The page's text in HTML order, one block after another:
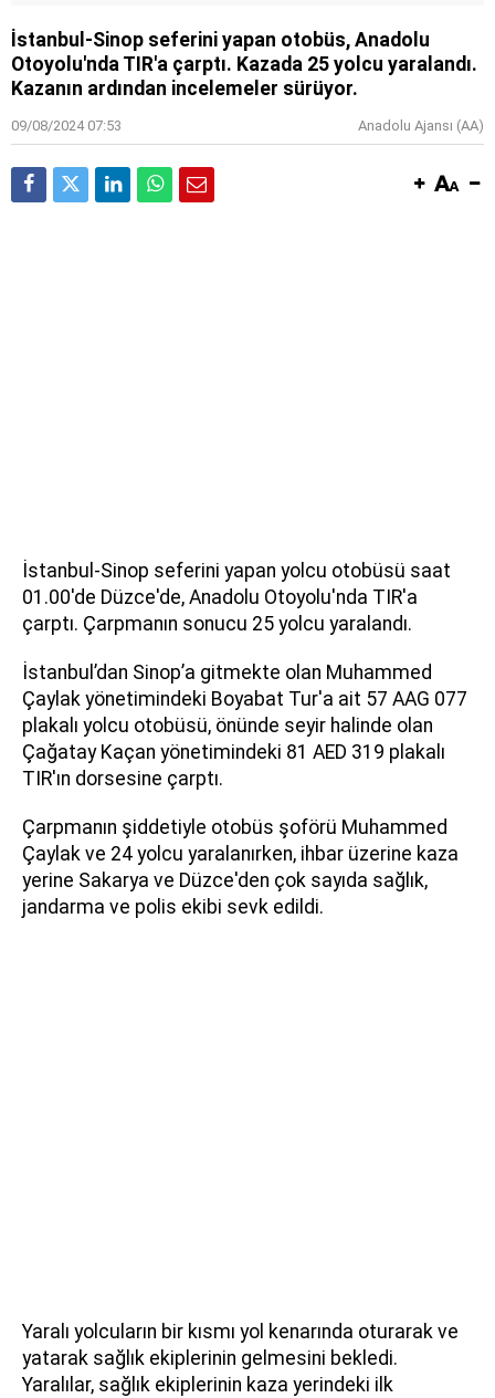
İstanbul-Sinop seferini yapan otobüs, Anadolu
Otoyolu'nda TIR'a çarptı. Kazada 25 yolcu yaralandı.
Kazanın ardından incelemeler sürüyor.
09/08/2024 07:53 Anadolu Ajansı (AA)
İstanbul-Sinop seferini yapan yolcu otobüsü saat
01.00'de Düzce'de, Anadolu Otoyolu'nda TIR'a
çarptı. Çarpmanın sonucu 25 yolcu yaralandı.
İstanbul’dan Sinop’a gitmekte olan Muhammed
Çaylak yönetimindeki Boyabat Tur'a ait 57 AAG 077
plakalı yolcu otobüsü, önünde seyir halinde olan
Çağatay Kaçan yönetimindeki 81 AED 319 plakalı
TIR'ın dorsesine çarptı.
Çarpmanın şiddetiyle otobüs şoförü Muhammed
Çaylak ve 24 yolcu yaralanırken, ihbar üzerine kaza
yerine Sakarya ve Düzce'den çok sayıda sağlık,
jandarma ve polis ekibi sevk edildi.
Yaralı yolcuların bir kısmı yol kenarında oturarak ve
yatarak sağlık ekiplerinin gelmesini bekledi.
Yaralılar, sağlık ekiplerinin kaza yerindeki ilk